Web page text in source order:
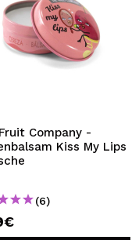
Company -
Kiss My Lips
(6)